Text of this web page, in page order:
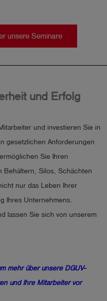
unsere Seminare
und Erfolg
und investieren Sie in
gesetzlichen Anforderungen
Sie Ihren
Behältern, Silos, Schächten
nur das Leben Ihrer
Ihres Unternehmens.
lassen Sie sich von unserem
mehr über unsere DGUV-
und Ihre Mitarbeiter vor